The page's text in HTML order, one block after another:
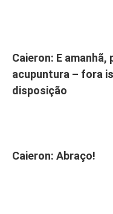
Caieron: E amanhã,
acupuntura – fora
disposição
Caieron: Abraço!